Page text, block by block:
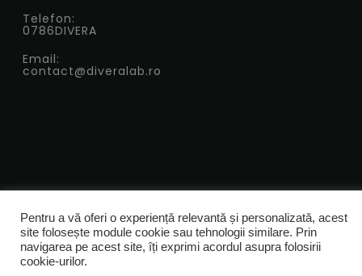
Telefon:
0786DIVERA
Email:
contact@diveralab.ro
Pentru a vă oferi o experiență relevantă și personalizată, acest
site folosește module cookie sau tehnologii similare. Prin
navigarea pe acest site, îți exprimi acordul asupra folosirii
cookie-urilor.